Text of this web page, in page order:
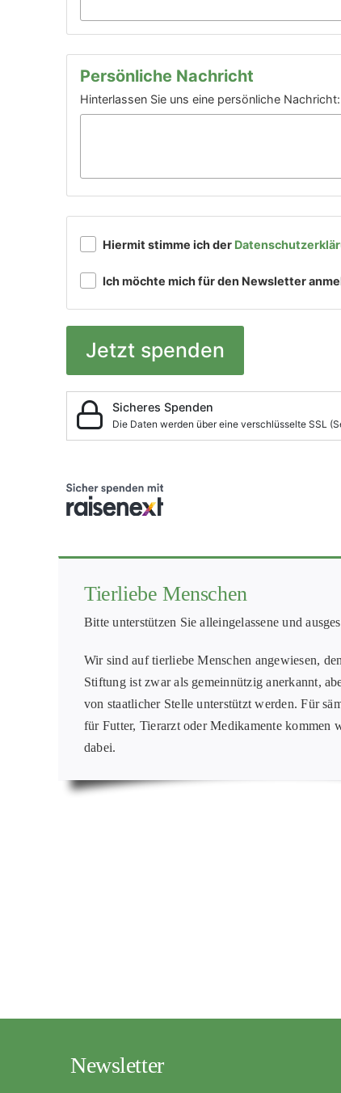
Tierliebe Menschen
Bitte unterstützen Sie alleingelassene und
Wir sind auf tierliebe Menschen angewiesen,
Stiftung ist zwar als gemeinnützig anerkannt,
von staatlicher Stelle unterstützt werden. Für
für Futter, Tierarzt oder Medikamente kommen
dabei.
Newsletter